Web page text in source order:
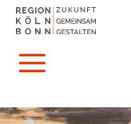
Menü